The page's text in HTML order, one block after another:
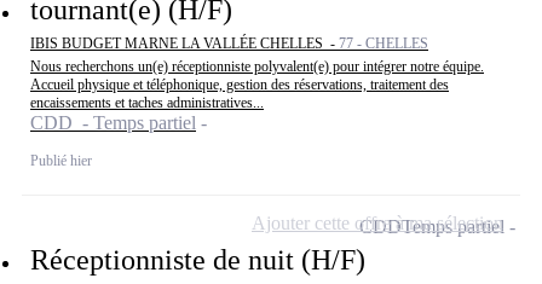
tournant(e) (H/F)
IBIS BUDGET MARNE LA VALLÉE CHELLES - 77 - CHELLES
Nous recherchons un(e) réceptionniste polyvalent(e) pour intégrer notre équipe.
Accueil physique et téléphonique, gestion des réservations, traitement des
encaissements et taches administratives...
CDD - Temps partiel
Publié hier
Réceptionniste de nuit (H/F)
CDDTemps partiel
Ajouter cette offre à ma sélection